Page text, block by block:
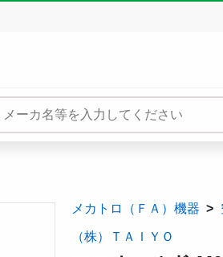
メカトロ（ＦＡ）機器
（株）ＴＡＩＹＯ